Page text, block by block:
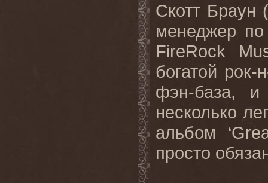
Скотт Браун (
менеджер
FireRock
богатой
фэн-база,
несколько
альбом ‘
просто